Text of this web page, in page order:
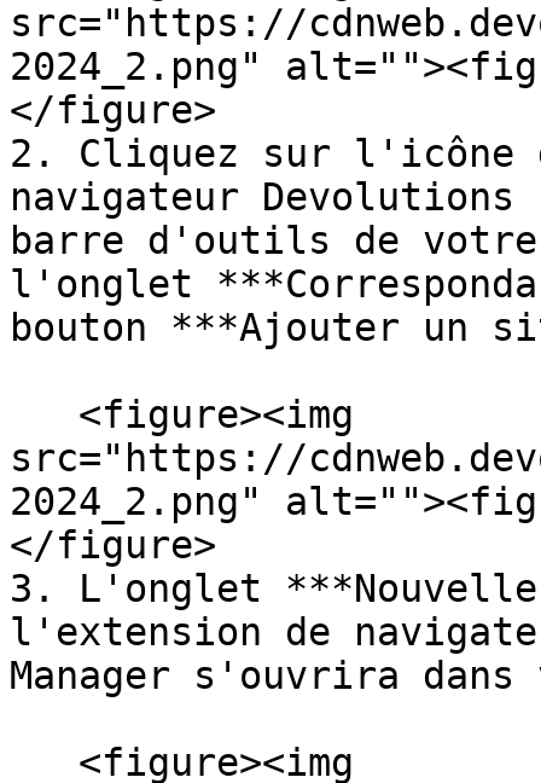
src="https://
2024_2.png"
</figure>
2. Cliquez sur l'icône
navigateur Devolutions
barre d'outils de
l'onglet
bouton ***Ajouter un
src="https://
2024_2.png"
</figure>
3. L'onglet
l'extension de
Manager s'ouvrira